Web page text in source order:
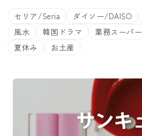
セリア/Seria ダイソー/DAISO
風水
韓国ドラマ 業務スーパー
夏休み
お土産